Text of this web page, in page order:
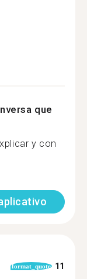
que
y con
format_quote 11